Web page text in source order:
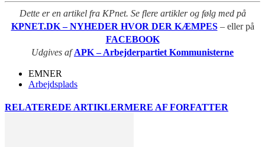
Dette er en artikel fra KPnet. Se flere artikler og følg med på
KPNET.DK – NYHEDER HVOR DER KÆMPES – eller på
FACEBOOK
Udgives afAPK – Arbejderpartiet Kommunisterne
EMNER
Arbejdsplads
RELATEREDE ARTIKLERMERE AF FORFATTER